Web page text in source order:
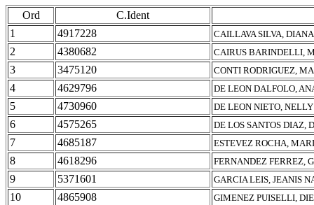
Ord
C.Ident
1
4917228 CAILLAVA SILVA,
2 4380682 CAIRUS BARINDELLI,
3 3475120 CONTI RODRIGUEZ,
4 4629796 DE LEON DALFOLO,
5 4730960 DE LEON NIETO,
6 4575265 DE LOS SANTOS DIAZ,
7 4685187 ESTEVEZ ROCHA,
8 4618296 FERNANDEZ FERREZ,
9 5371601 GARCIA LEIS, JEANIS
10 4865908 GIMENEZ PUISELLI,